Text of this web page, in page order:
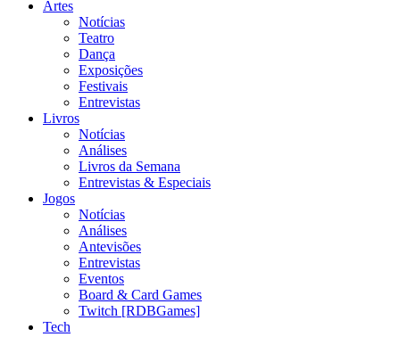
Artes
Notícias
Teatro
Dança
Exposições
Festivais
Entrevistas
Livros
Notícias
Análises
Livros da Semana
Entrevistas & Especiais
Jogos
Notícias
Análises
Antevisões
Entrevistas
Eventos
Board & Card Games
Twitch [RDBGames]
Tech